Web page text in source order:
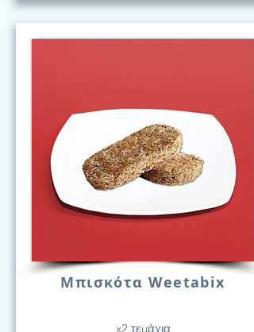
Μπισκότα Weetabix
x2 τεμάχια